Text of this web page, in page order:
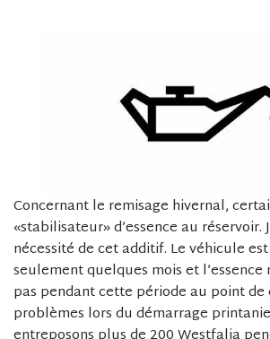
Concernant le remisage hivernal,
«stabilisateur» d’essence au réservoir.
nécessité de cet additif. Le véhicule
seulement quelques mois et l’essence
pas pendant cette période au point de
problèmes lors du démarrage